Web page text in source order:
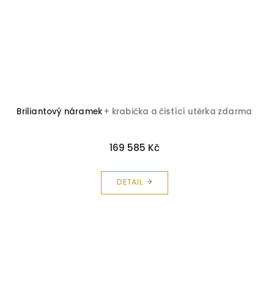
Briliantový náramek + krabička a čistící utěrka zdarma
169 585 Kč
DETAIL